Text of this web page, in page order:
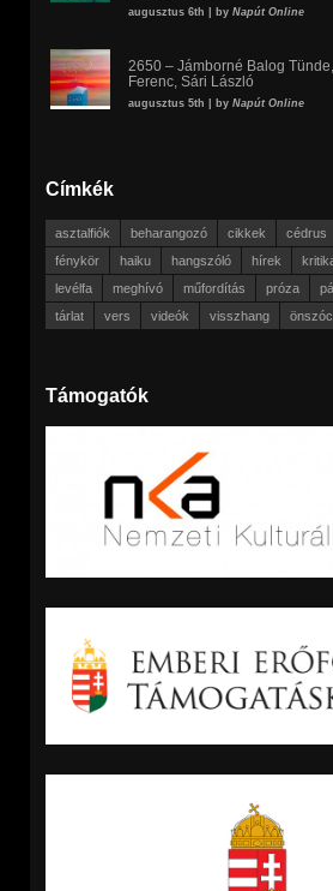
augusztus 6th | by Napút Online
2650 – Jámborné Balog
Ferenc, Sári László
augusztus 5th | by Napút Online
Címkék
asztalfiók beharangozó cikkek cédrus
fénykör
haiku hangszóló hírek
levélfa
meghívó műfordítás próza
tárlat
vers videók visszhang
Támogatók